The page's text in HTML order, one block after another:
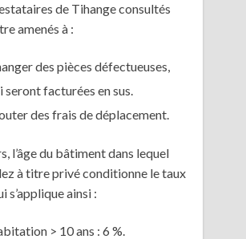
de Tihange consultés
amenés à :
des pièces défectueuses,
seront facturées en sus.
des frais de déplacement.
l’âge du bâtiment dans lequel
à titre privé conditionne le taux
s’applique ainsi :
> 10 ans : 6 %.